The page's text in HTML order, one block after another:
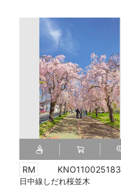
KNO110025183
日中線しだれ桜並木